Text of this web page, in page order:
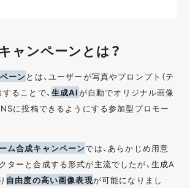
ャンペーンとは？
ーンとは、ユーザーが写真やプロンプト（テ
ることで、生成AIが自動でオリジナル画像
に投稿できるようにする参加型プロモー
ム合成キャンペーンでは、あらかじめ用意
ターと合成する形式が主流でしたが、生成A
自由度の高い画像表現が可能になりまし